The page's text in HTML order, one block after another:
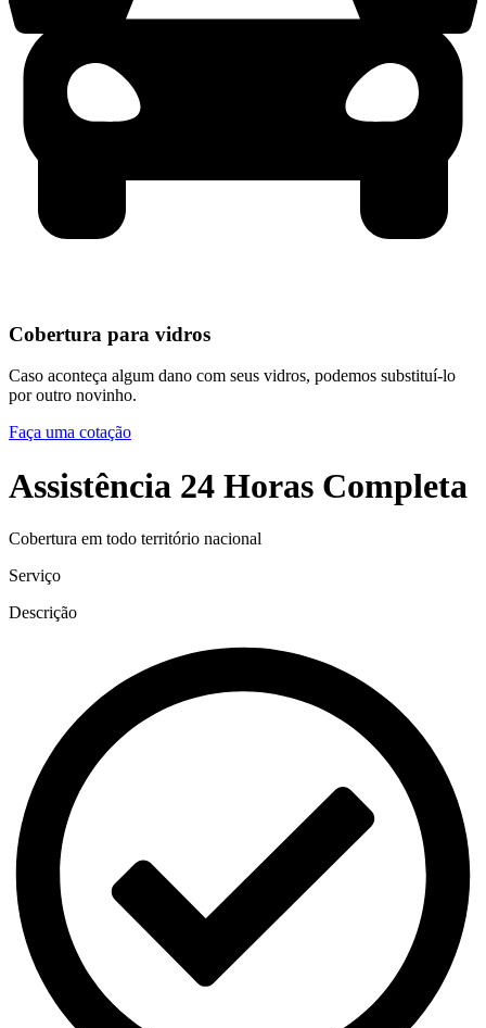
Cobertura para vidros
Caso aconteça algum dano com seus vidros, podemos substituí-lo
por outro novinho.
Faça uma cotação
Assistência 24 Horas Completa
Cobertura em todo território nacional
Serviço
Descrição